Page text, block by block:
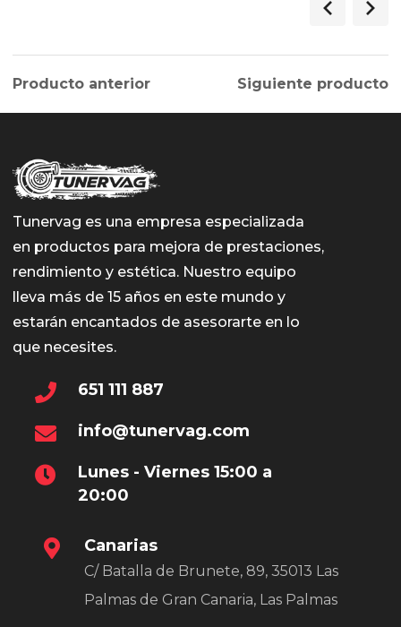
Producto anterior Siguiente producto
Tunervag es una empresa especializada
en productos para mejora de prestaciones,
rendimiento y estética. Nuestro equipo
lleva más de 15 años en este mundo y
estarán encantados de asesorarte en lo
que necesites.
651 111 887
info@tunervag.com
Lunes - Viernes 15:00 a
20:00
Canarias
C/ Batalla de Brunete, 89, 35013 Las
Palmas de Gran Canaria, Las Palmas